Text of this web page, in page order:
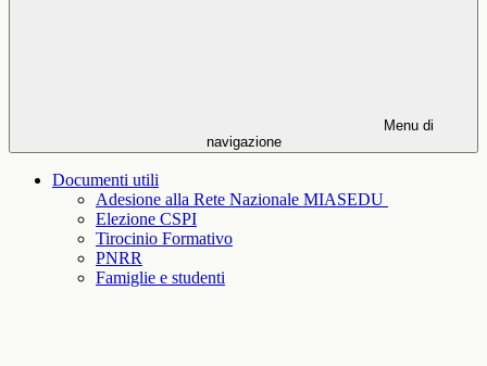
Menu di
navigazione
Documenti utili
Adesione alla Rete Nazionale MIASEDU
Elezione CSPI
Tirocinio Formativo
PNRR
Famiglie e studenti